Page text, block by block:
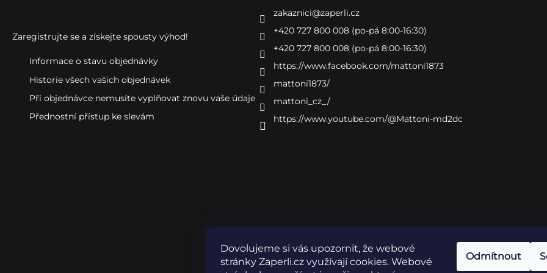
Dovolujeme si vás upozornit, že webové
stránky Zaperli.cz využívají cookies. Webové
Odmítnout
Zaregistrujte se a získejte spousty výhod!
Informace o stavu objednávky
Historie všech vašich objednávek
Při objednávce nemusíte vyplňovat znovu vaše údaje
Přednostní přístup ke slevám
zakaznici@zaperli.cz
+420 727 800 008 (po-pá 8:00-16:30)
+420 727 800 008 (po-pá 8:00-16:30)
https://www.facebook.com/mattoni1873
mattoni1873/
mattoni_cz_/
https://www.youtube.com/@Mattoni-md2dc